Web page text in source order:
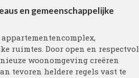
en gemeenschappelijke
ruimtes. Door open en respectvol
woonomgeving creëren
tevoren heldere regels vast te